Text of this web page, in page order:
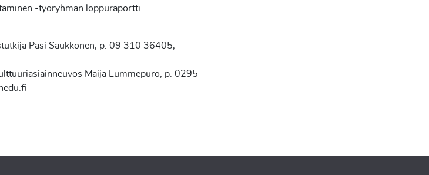
-työryhmän loppuraportti
Pasi Saukkonen, p. 09 310 36405,
Maija Lummepuro, p. 0295